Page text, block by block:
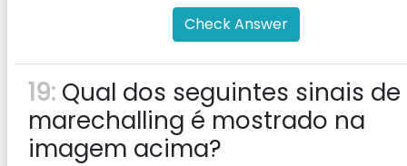
Check Answer
19: Qual dos seguintes sinais de
marechalling é mostrado na
imagem acima?